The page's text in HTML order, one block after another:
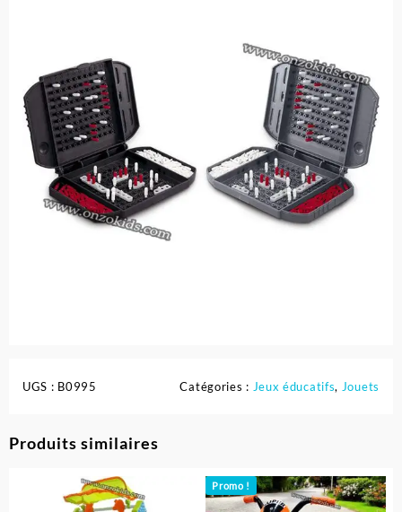
UGS : B0995 Catégories : Jeux éducatifs, Jouets
Produits similaires
Promo !